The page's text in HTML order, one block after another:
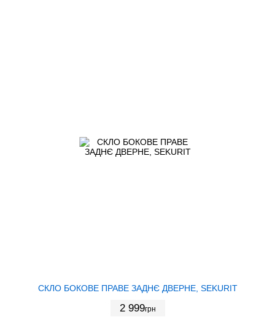
СКЛО БОКОВЕ ПРАВЕ ЗАДНЄ ДВЕРНЕ, SEKURIT
2 999грн